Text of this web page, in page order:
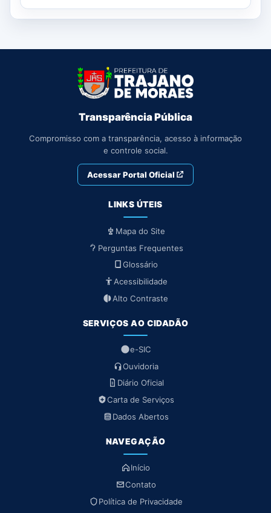
Transparência Pública
Compromisso com a transparência, acesso à informação
e controle social.
Acessar Portal Oficial
LINKS ÚTEIS
Mapa do Site
Perguntas Frequentes
Glossário
Acessibilidade
Alto Contraste
SERVIÇOS AO CIDADÃO
e-SIC
Ouvidoria
Diário Oficial
Carta de Serviços
Dados Abertos
NAVEGAÇÃO
Início
Contato
Política de Privacidade